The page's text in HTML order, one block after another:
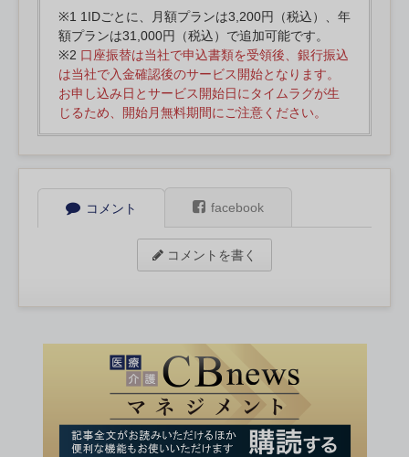
※1 1IDごとに、月額プランは3,200円（税込）、年
額プランは31,000円（税込）で追加可能です。
※2 口座振替は当社で申込書類を受領後、銀行振込
は当社で入金確認後のサービス開始となります。
お申し込み日とサービス開始日にタイムラグが生
じるため、開始月無料期間にご注意ください。
コメント facebook
コメントを書く